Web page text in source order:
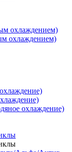
охлаждением)
охлаждением)
охлаждение)